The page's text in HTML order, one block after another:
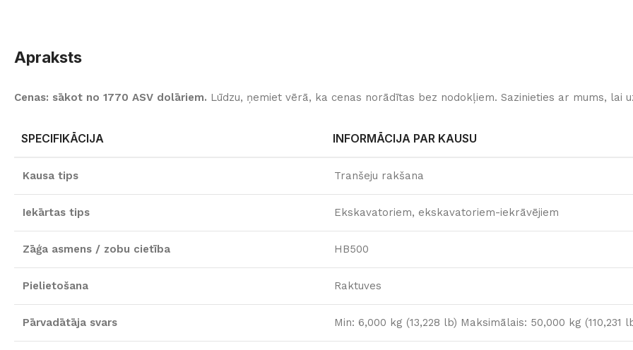
Apraksts
Cenas: sākot no 1770 ASV dolāriem. Lūdzu, ņemiet vērā, ka cenas norādītas bez nodokļiem. Sazinieties ar mums, lai
SPECIFIKĀCIJA INFORMĀCIJA PAR KAUSU
Kausa tips Tranšeju rakšana
Iekārtas tips Ekskavatoriem, ekskavatoriem-iekrāvējiem
Zāģa asmens / zobu cietība HB500
Pielietošana Raktuves
Pārvadātāja svars Min: 6,000 kg (13,228 lb) Maksimālais: 50,000 kg (110,231